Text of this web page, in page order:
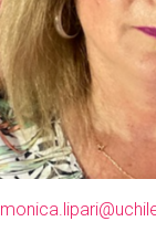
mo